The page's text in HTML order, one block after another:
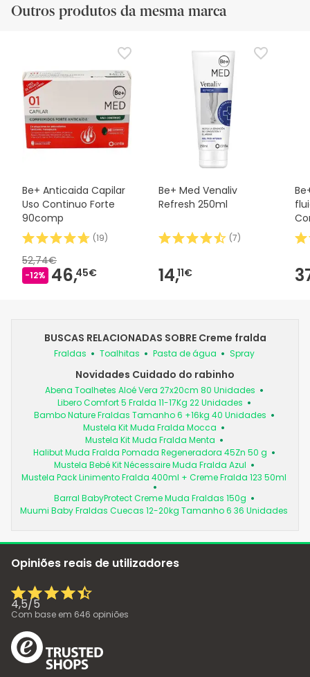
Outros produtos da mesma marca
Be+ Anticaida Capilar
Uso Continuo Forte
90comp
(19)
52,74€
-12% 46,45€
Be+ Med Venaliv
Refresh 250ml
(7)
14,11€
BUSCAS RELACIONADAS SOBRE Creme fralda
Fraldas Toalhitas Pasta de água Spray
Novidades Cuidado do rabinho
Abena Toalhetes Aloé Vera 27x20cm 80 Unidades
Libero Comfort 5 Fralda 11-17Kg 22 Unidades
Bambo Nature Fraldas Tamanho 6 +16kg 40 Unidades
Mustela Kit Muda Fralda Mocca
Mustela Kit Muda Fralda Menta
Halibut Muda Fralda Pomada Regeneradora 45Zn 50 g
Mustela Bebé Kit Nécessaire Muda Fralda Azul
Mustela Pack Linimento Fralda 400ml + Creme Fralda 123 50ml
Barral BabyProtect Creme Muda Fraldas 150g
Muumi Baby Fraldas Cuecas 12-20kg Tamanho 6 36 Unidades
Opiniões reais de utilizadores
4,5/5
Com base em 646 opiniões